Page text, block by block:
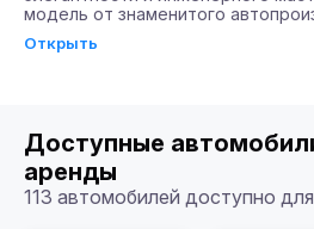
модель от знаменитого
автолюбителей по всему миру.
Почему именно Billion Rent?
Billion Rent предлагает аренду
класса по всей Европе. Мы
Открыть
Доступные
аренды
113 автомобилей доступно